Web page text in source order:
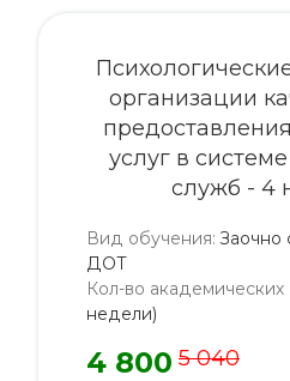
организации
услуг в
служб - 4
Вид обучения: Заочно
ДОТ
Кол-во академических
недели)
4 800 5 040